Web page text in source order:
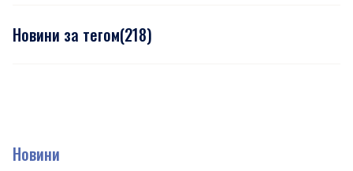
Новини за тегом(218)
Новини